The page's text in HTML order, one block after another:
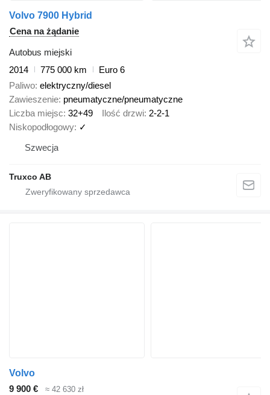
Volvo 7900 Hybrid
Cena na żądanie
Autobus miejski
2014
775 000 km
Euro 6
Paliwo elektryczny/diesel
Zawieszenie pneumatyczne/pneumatyczne
Liczba miejsc 32+49 Ilość drzwi 2-2-1
Niskopodłogowy ✓
Szwecja
Truxco AB
Volvo
9 900 €
≈ 42 630 zł